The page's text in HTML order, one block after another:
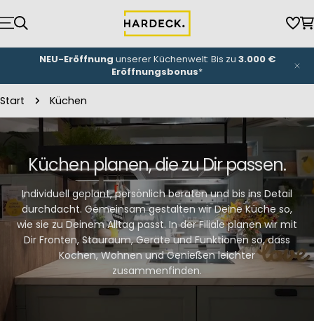
Inhalt
springen
NEU-Eröffnung unserer Küchenwelt: Bis zu 3.000 €
Eröffnungsbonus*
Start Küchen
Küchen planen, die zu Dir passen.
Individuell geplant, persönlich beraten und bis ins Detail
durchdacht. Gemeinsam gestalten wir Deine Küche so,
wie sie zu Deinem Alltag passt. In der Filiale planen wir mit
Dir Fronten, Stauraum, Geräte und Funktionen so, dass
Kochen, Wohnen und Genießen leichter
zusammenfinden.